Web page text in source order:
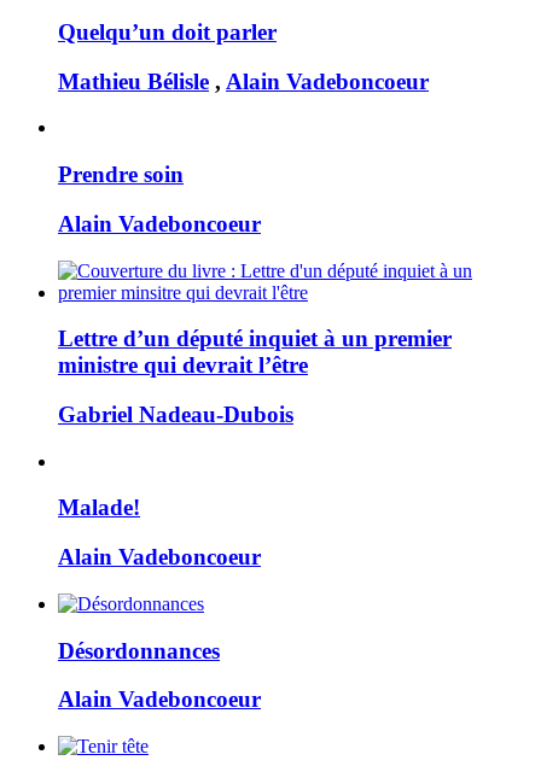
Quelqu’un doit parler
Mathieu Bélisle , Alain Vadeboncoeur
Prendre soin
Alain Vadeboncoeur
Lettre d’un député inquiet à un premier
ministre qui devrait l’être
Gabriel Nadeau-Dubois
Malade!
Alain Vadeboncoeur
Désordonnances
Alain Vadeboncoeur